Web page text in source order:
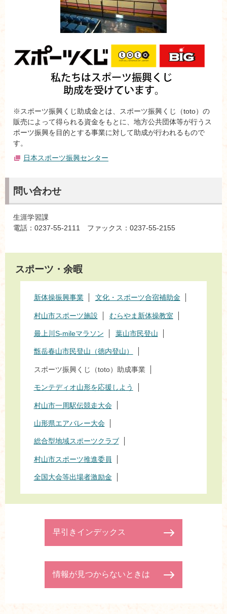
※スポーツ振興くじ助成金とは、スポーツ振興くじ（toto）の
販売によって得られる資金をもとに、地方公共団体等が行うス
ポーツ振興を目的とする事業に対して助成が行われるもので
す。
日本スポーツ振興センター
問い合わせ
生涯学習課
電話：0237-55-2111 ファックス：0237-55-2155
スポーツ・余暇
新体操振興事業 文化・スポーツ合宿補助金
村山市スポーツ施設 むらやま新体操教室
最上川S-mileマラソン 葉山市民登山
甑岳春山市民登山（徳内登山）
スポーツ振興くじ（toto）助成事業
モンテディオ山形を応援しよう
村山市一周駅伝競走大会
山形県エアバレー大会
総合型地域スポーツクラブ
村山市スポーツ推進委員
全国大会等出場者激励金
早引きインデックス
情報が見つからないときは